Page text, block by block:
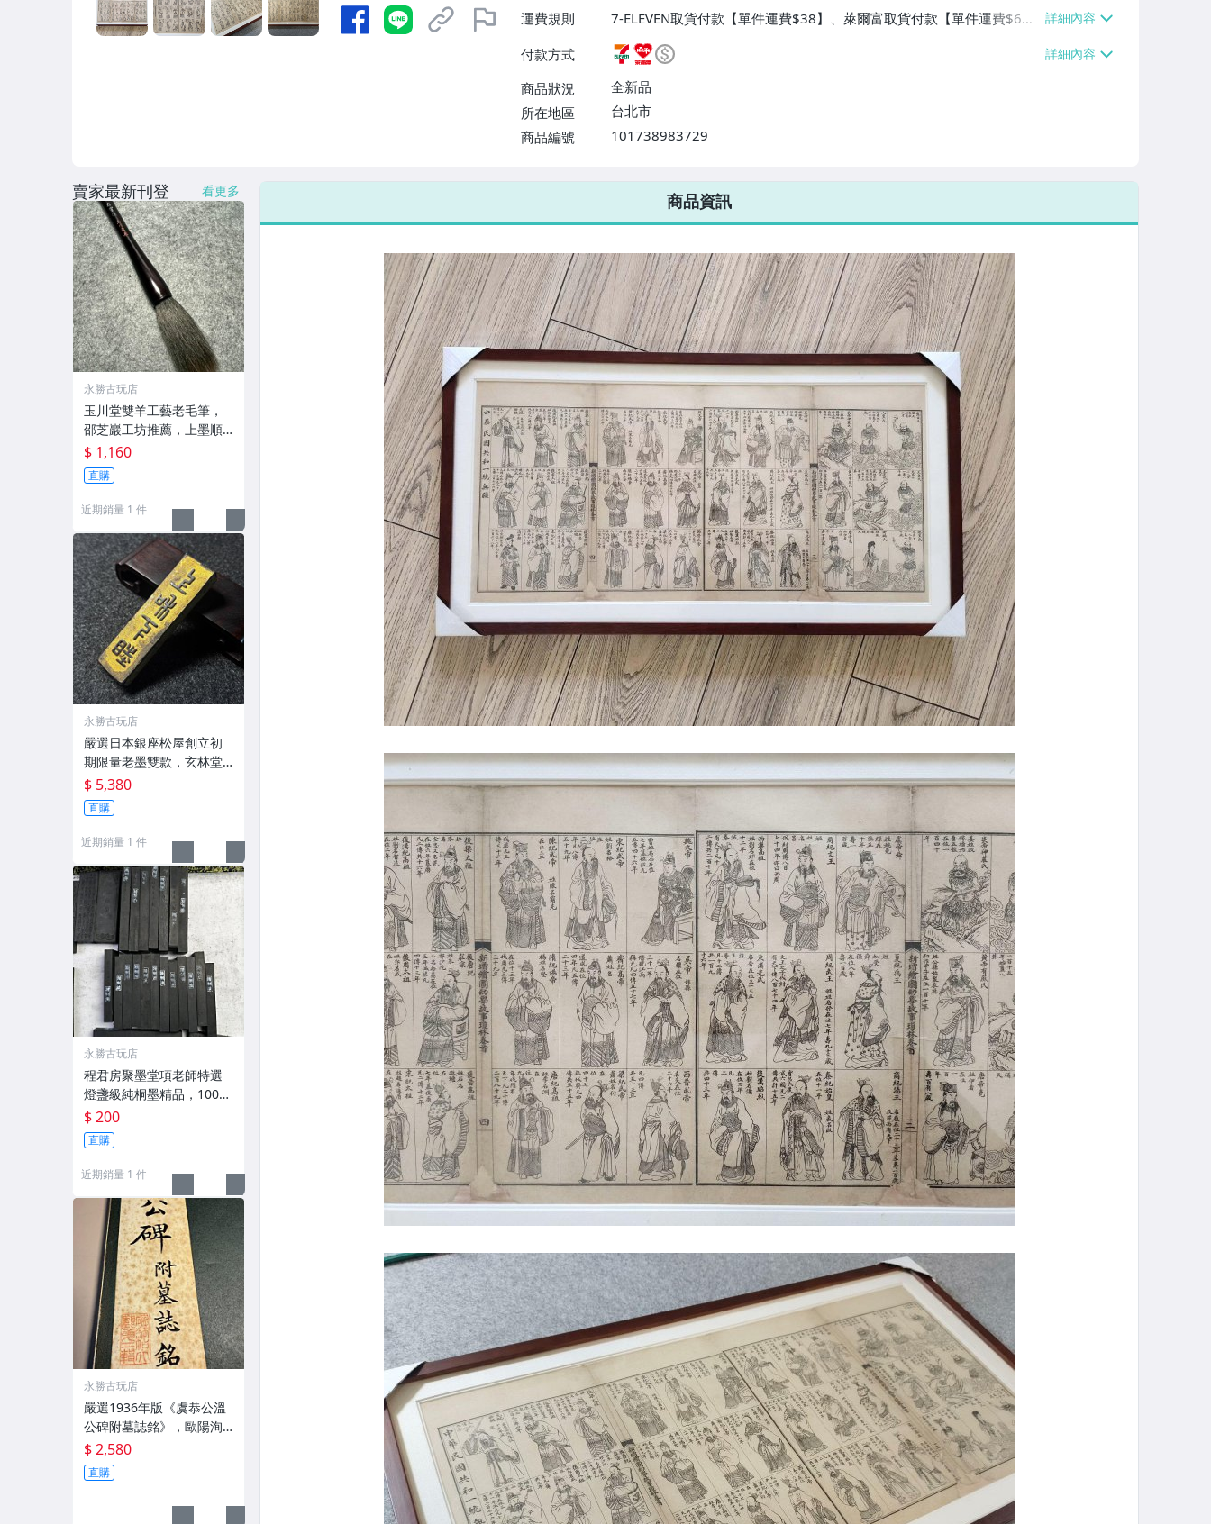
運費規則
7-ELEVEN取貨付款【單件運費$38】、萊爾富取貨付款【單件運費$6
0】、宅配/貨運【單件運費$130】
付款方式
商品狀況
全新品
所在地區
台北市
商品編號
101738983729
7-ELEVEN 運費只要38元
不限金額、筆數，筆筆優惠無限次！
商品資訊
賣家最新刊登 看更多
永勝古玩店
玉川堂雙羊工藝老毛筆，
邵芝巖工坊推薦，上墨順
滑古墨專用 老墨 冬青 老筆
$ 1,160
直購
近期銷量 1 件
永勝古玩店
嚴選日本銀座松屋創立初
期限量老墨雙款，玄林堂
專為松屋打造，重量22.5
g，適合收藏及品味民國時
期古雅文化 文房用具 民國
古墨 收藏文玩
$ 5,380
直購
近期銷量 1 件
永勝古玩店
程君房聚墨堂項老師特選
燈盞級純桐墨精品，100克
以上，檀香墨質細膩黑亮
藍紫光放 檢驗嚴選推薦 燈
盞級墨 放藍紫光 檢驗嚴選
$ 200
直購
近期銷量 1 件
永勝古玩店
嚴選1936年版《虞恭公溫
公碑附墓誌銘》，歐陽洵
親筆手跡，典藏歷史與書
法珍品 唐史研究 碑刻藝術
田中和市版
$ 2,580
直購